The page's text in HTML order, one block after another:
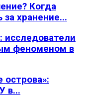
Когда
хранение...
исследователи
феноменом в
острова»:
в...